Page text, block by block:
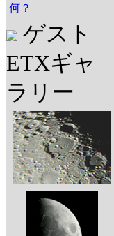
何？
ゲスト
ETXギャ
ラリー